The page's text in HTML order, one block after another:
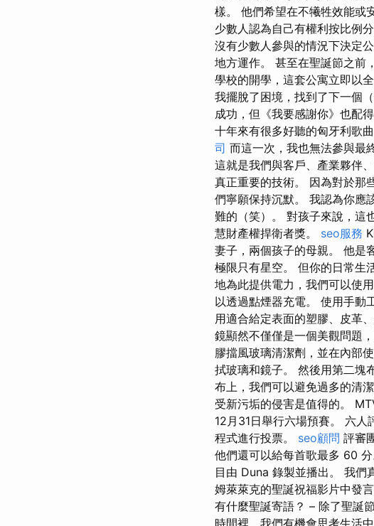
樣。 他們希望在不犧牲效能或
少數人認為自己有權利按比例
沒有少數人參與的情況下決定
地方運作。 甚至在聖誕節之前
學校的開學，這套公寓立即以
我擺脫了困境，找到了下一個
成功，但《我要感謝你》也配
十年來有很多好聽的匈牙利歌
司 而這一次，我也無法參與最
這就是我們與客戶、產業夥伴
真正重要的技術。 因為對於
們寧願保持沉默。 我認為你應
難的（笑）。 對孩子來說，這
慧財產權捍衛者獎。 seo服務
妻子，兩個孩子的母親。 他是
極限只有星空。 但你的日常生
地為此提供電力，我們可以使
以透過點煙器充電。 使用手動
用適合給定表面的塑膠、皮革
鏡顯然不僅僅是一個美觀問題
膠擋風玻璃清潔劑，並在內部
拭玻璃和鏡子。 然後用第二塊
布上，我們可以避免過多的清
受新污垢的侵害是值得的。
12月31日舉行六場預賽。 六人
程式進行投票。 seo顧問 評審
他們還可以給每首歌最多 60
目由 Duna 錄製並播出。 我們
姆萊萊克的聖誕祝福影片中發
有什麼聖誕寄語？ – 除了聖誕
時間裡，我們有機會思考生活